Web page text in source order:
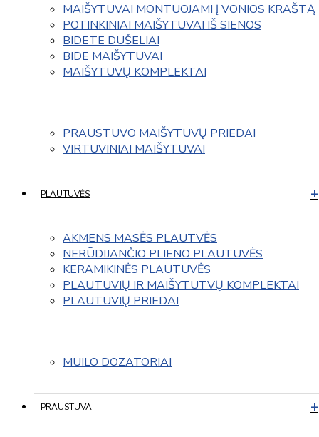
MAIŠYTUVAI MONTUOJAMI Į VONIOS KRAŠTĄ
POTINKINIAI MAIŠYTUVAI IŠ SIENOS
BIDETE DUŠELIAI
BIDE MAIŠYTUVAI
MAIŠYTUVŲ KOMPLEKTAI
PRAUSTUVO MAIŠYTUVŲ PRIEDAI
VIRTUVINIAI MAIŠYTUVAI
PLAUTUVĖS
AKMENS MASĖS PLAUTVĖS
NERŪDIJANČIO PLIENO PLAUTUVĖS
KERAMIKINĖS PLAUTUVĖS
PLAUTUVIŲ IR MAIŠYTUTVŲ KOMPLEKTAI
PLAUTUVIŲ PRIEDAI
MUILO DOZATORIAI
PRAUSTUVAI